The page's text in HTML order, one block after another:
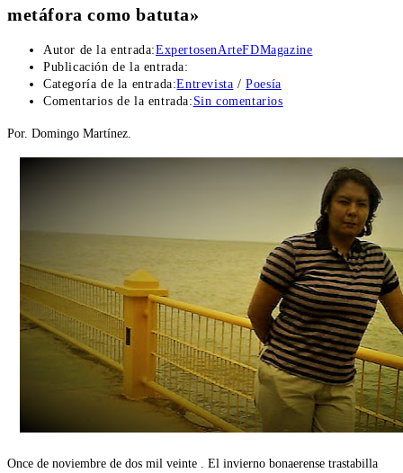
metáfora como batuta»
Autor de la entrada:ExpertosenArteFDMagazine
Publicación de la entrada:
Categoría de la entrada:Entrevista / Poesía
Comentarios de la entrada: Sin comentarios
Por. Domingo Martínez.
Once de noviembre de dos mil veinte . El invierno bonaerense trastabilla